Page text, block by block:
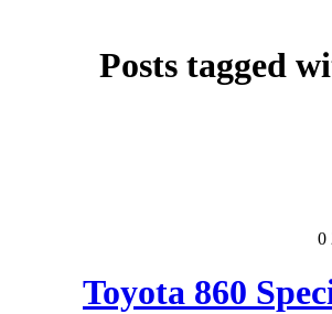
Posts tagged
0
Toyota 860